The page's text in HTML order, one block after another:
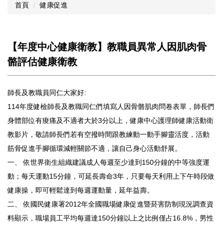
首頁 健康促進
【年度中心健康衛教】教職員異常人因肌肉骨
骼評估健康衛教
師長及教職員同仁大家好:
114年度健檢師長及教職同仁們填寫人因骨骼肌肉問卷表單，師長們
身體部位有痠痛及不適者大於3分以上，健康中心護理師健康活動衛
教影片，敬請師長們若有空撥時間跟教練動一動手腳靈活度，活動
筋骨促進手腳循環減輕關節不適，讓自己身心活動舒展。
一、 依世界衛生組織建議成人每週至少達到150分鐘的中等強度運
動；每天運動15分鐘，可延長壽命3年，只要每天利用上下午時段做
健康操，即可輕鬆達到每週運動量，延年益壽。
二、 依國民健康署2012年全國職場健康促進暨菸害防制現況調查資
料顯示，職場員工平均每週達150分鐘以上之比例僅占16.8%，男性